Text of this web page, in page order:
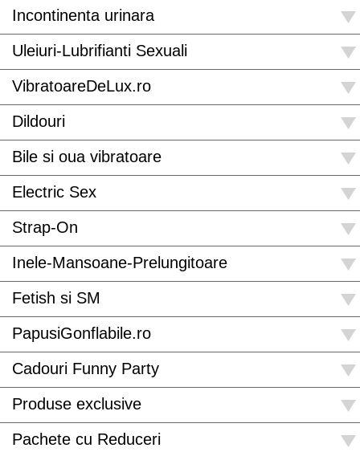
Incontinenta urinara
Uleiuri-Lubrifianti Sexuali
VibratoareDeLux.ro
Dildouri
Bile si oua vibratoare
Electric Sex
Strap-On
Inele-Mansoane-Prelungitoare
Fetish si SM
PapusiGonflabile.ro
Cadouri Funny Party
Produse exclusive
Pachete cu Reduceri